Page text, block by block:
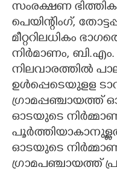
സംരക്ഷണ
പെയിന്റിംഗ്,
മീറ്ററിലധികം
നിർമാണം,
നിലവാരത്തിൽ
ഉൾപ്പെടെയുളള
ഓടയുടെ
ഓടയുടെ നിർമ്മാണം
ഗ്രാമപഞ്ചായത്ത്